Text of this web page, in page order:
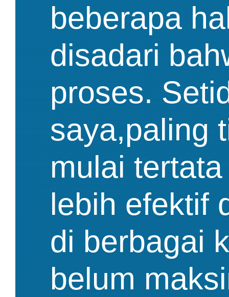
beberapa
disadari
proses.
saya,paling
mulai
lebih efektif
di berbagai
belum